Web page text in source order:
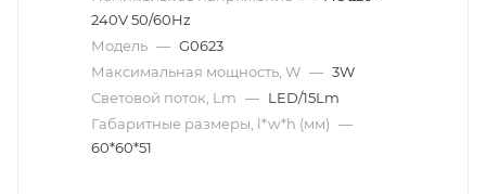
240V 50/60Hz
Модель — G0623
Максимальная мощность, W — 3W
Световой поток, Lm — LED/15Lm
Габаритные размеры, l*w*h (мм) —
60*60*51